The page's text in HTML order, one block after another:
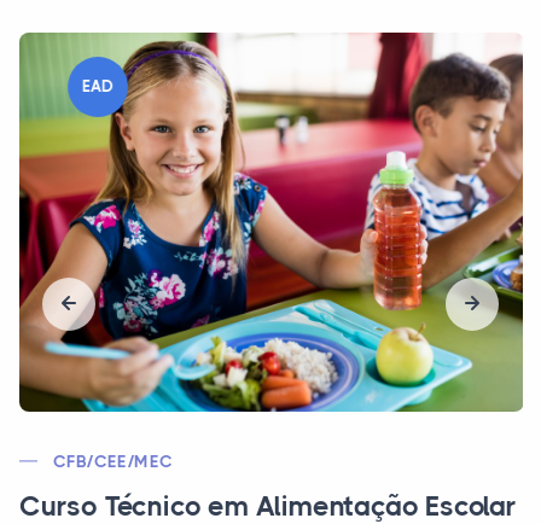
EAD
CFB/CEE/MEC
Curso Técnico em Alimentação Escolar